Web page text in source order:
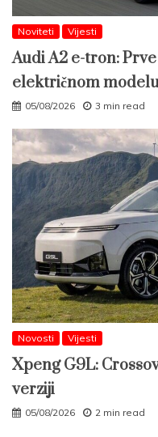
Noviteti Vijesti
Audi A2 e-tron:
električnom
05/08/2026 3 min read
Novosti Vijesti
Xpeng G9L:
verziji
05/08/2026 2 min read